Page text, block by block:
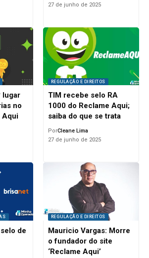
27 de junho de 2025
lugar
no
Aqui
REGULAÇÃO E DIREITOS
TIM recebe selo RA
1000 do Reclame Aqui;
saiba do que se trata
PorCleane Lima
27 de junho de 2025
de
REGULAÇÃO E DIREITOS
Mauricio Vargas: Morre
o fundador do site
‘Reclame Aqui’